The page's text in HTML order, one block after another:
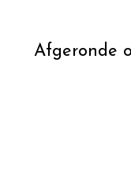
Afgeronde